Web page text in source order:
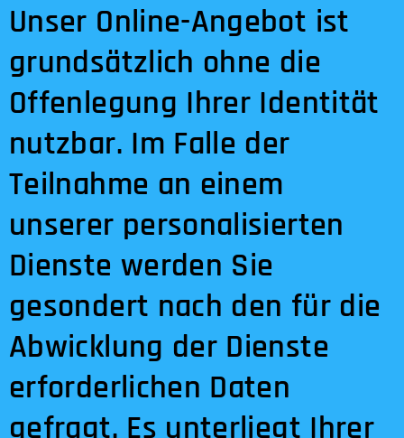
Unser Online-Angebot ist
grundsätzlich ohne die
Offenlegung Ihrer Identität
nutzbar. Im Falle der
Teilnahme an einem
unserer personalisierten
Dienste werden Sie
gesondert nach den für die
Abwicklung der Dienste
erforderlichen Daten
gefragt. Es unterliegt Ihrer